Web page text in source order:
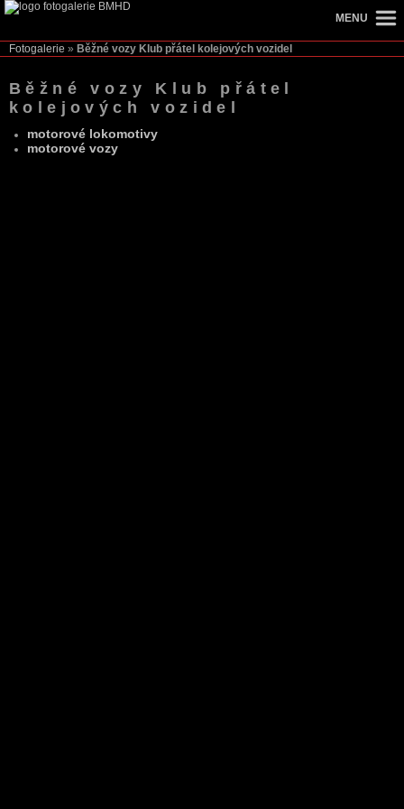
Fotogalerie » Běžné vozy Klub přátel kolejových vozidel
Běžné vozy Klub přátel
kolejových vozidel
motorové lokomotivy
motorové vozy
MENU